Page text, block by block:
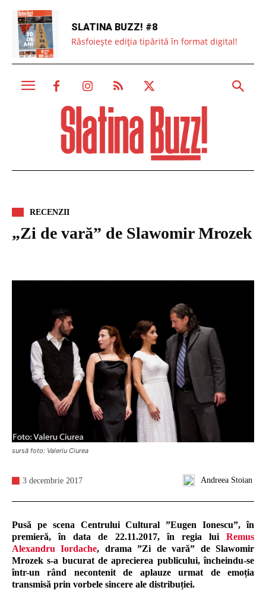
SLATINA BUZZ! #8
Răsfoiește ediția tipărită în format digital!
RECENZII
„Zi de vară” de Slawomir Mrozek
sursă foto: Valeriu Ciurea
Andreea Stoian
3 decembrie 2017
Pusă pe scena Centrului Cultural ”Eugen Ionescu”, în
premieră, în data de 22.11.2017, în regia lui Remus
Alexandru Iordache, drama ”Zi de vară” de Slawomir
Mrozek s-a bucurat de aprecierea publicului, încheindu-se
într-un rând necontenit de aplauze urmat de emoția
transmisă prin vorbele sincere ale distribuției.